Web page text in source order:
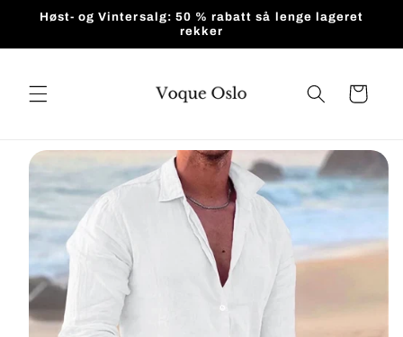
Høst- og Vintersalg: 50 % rabatt så lenge lageret
rekker
Handlekurv
til